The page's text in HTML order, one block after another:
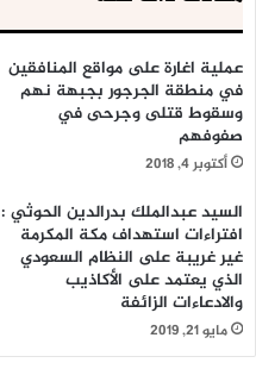
عملية اغارة على مواقع المنافقين
في منطقة الجرجور بجبهة نهم
وسقوط قتلى وجرحى في
صفوفهم
أكتوبر 4, 2018
السيد عبدالملك بدرالدين الحوثي :
افتراءات استهداف مكة المكرمة
غير غريبة على النظام السعودي
الذي يعتمد على الأكاذيب
والادعاءات الزائفة
مايو 21, 2019